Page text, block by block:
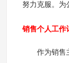
努力克服。为
销售个人工作
作为销售